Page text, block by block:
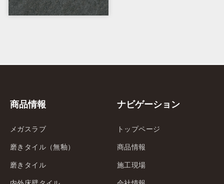
商品情報
メガスラブ
磨きタイル（無釉）
磨きタイル
ナビゲーション
トップページ
商品情報
施工現場